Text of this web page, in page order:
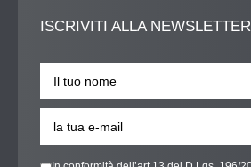
ISCRIVITI ALLA NEWSLETTER